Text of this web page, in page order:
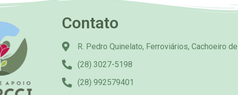
Contato
R. Pedro Quinelato, Ferroviários, Cachoeiro
(28) 3027-5198
(28) 992579401